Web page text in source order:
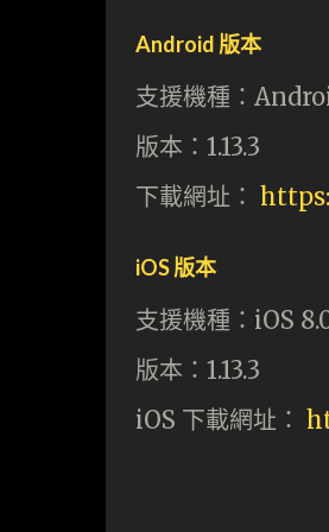
Android 版本
支援機種：
版本：1.13.3
下載網址：
iOS 版本
支援機種：iOS
版本：1.13.3
iOS 下載網址：